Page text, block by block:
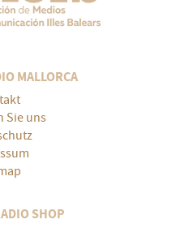
MALLORCA
Sie uns
SHOP